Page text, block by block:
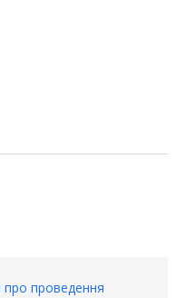
про проведення